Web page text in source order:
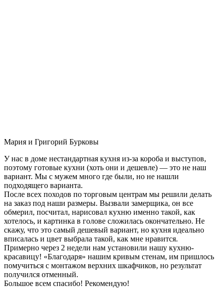
Мария и Григорий Бурковы
У нас в доме нестандартная кухня из-за короба и выступов,
поэтому готовые кухни (хоть они и дешевле) — это не наш
вариант. Мы с мужем много где были, но не нашли
подходящего варианта.
После всех походов по торговым центрам мы решили делать
на заказ под наши размеры. Вызвали замерщика, он все
обмерил, посчитал, нарисовал кухню именно такой, как
хотелось, и картинка в голове сложилась окончательно. Не
скажу, что это самый дешевый вариант, но кухня идеально
вписалась и цвет выбрала такой, как мне нравится.
Примерно через 2 недели нам установили нашу кухню-
красавицу! «Благодаря» нашим кривым стенам, им пришлось
помучиться с монтажом верхних шкафчиков, но результат
получился отменный.
Большое всем спасибо! Рекомендую!